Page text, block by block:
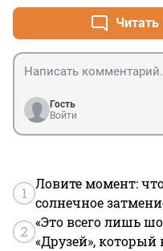
Гость
Войти
1
Ловите момент:
солнечное
2
«Это всего лишь
«Друзей», который